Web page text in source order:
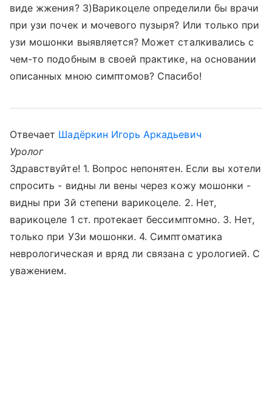
виде жжения? 3)Варикоцеле определили бы врачи
при узи почек и мочевого пузыря? Или только при
узи мошонки выявляется? Может сталкивались с
чем-то подобным в своей практике, на основании
описанных мною симптомов? Спасибо!
Отвечает Шадёркин Игорь Аркадьевич
Уролог
Здравствуйте! 1. Вопрос непонятен. Если вы хотели
спросить - видны ли вены через кожу мошонки -
видны при 3й степени варикоцеле. 2. Нет,
варикоцеле 1 ст. протекает бессимптомно. 3. Нет,
только при УЗи мошонки. 4. Симптоматика
неврологическая и вряд ли связана с урологией. С
уважением.